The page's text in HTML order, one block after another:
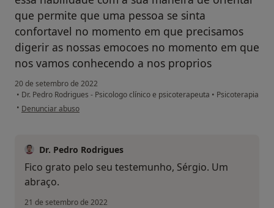
que permite que uma pessoa se sinta
confortavel no momento em que precisamos
digerir as nossas emocoes no momento em que
nos vamos conhecendo a nos proprios
20 de setembro de 2022
• Dr. Pedro Rodrigues - Psicologo clínico e psicoterapeuta • Psicoterapia
• na opinião do utilizador Sergio
Denunciar abuso
Dr. Pedro Rodrigues
Fico grato pelo seu testemunho, Sérgio. Um
abraço.
21 de setembro de 2022